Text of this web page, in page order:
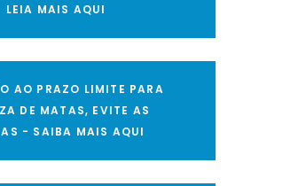
LEIA MAIS AQUI
AO PRAZO LIMITE PARA
DE MATAS, EVITE AS
- SAIBA MAIS AQUI